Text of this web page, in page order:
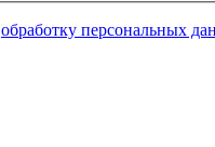
обработку персональных